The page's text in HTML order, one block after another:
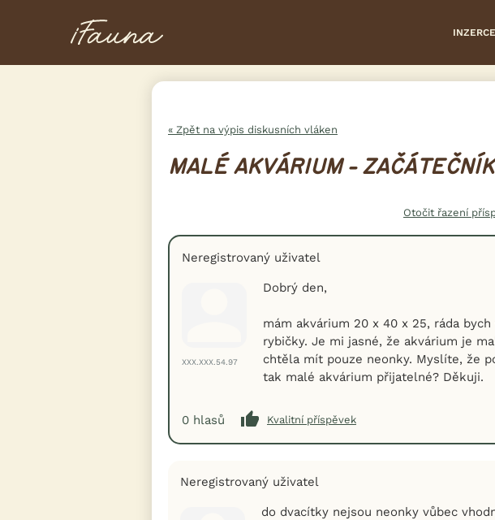
INZERCE
« Zpět na výpis diskusních vláken
MALÉ AKVÁRIUM - ZAČÁTEČNÍK
Otočit řazení
Neregistrovaný uživatel
XXX.XXX.54.97
Dobrý den,
mám akvárium 20 x 40 x 25, ráda
rybičky. Je mi jasné, že akvárium je
chtěla mít pouze neonky. Myslíte, že
tak malé akvárium přijatelné? Děkuji.
0 hlasů Kvalitní příspěvek
Neregistrovaný uživatel
do dvacítky nejsou neonky vůbec